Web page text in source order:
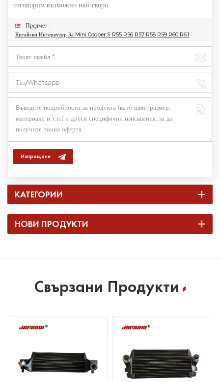
отговорим възможно най-скоро.
Предмет :
Китайски Интеркулер За Mini Cooper S R55 R56 R57 R58 R59 R60 R61
Изпращане
КАТЕГОРИИ
НОВИ ПРОДУКТИ
Свързани Продукти